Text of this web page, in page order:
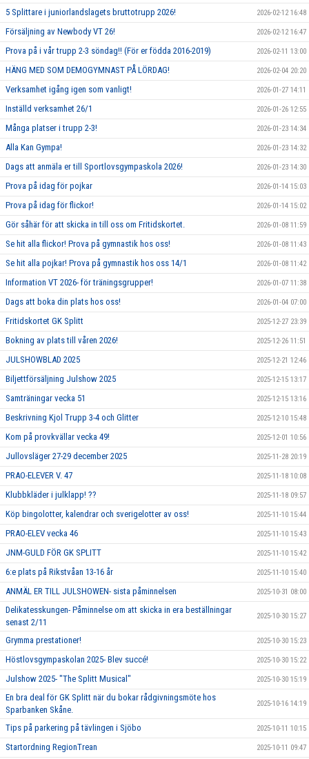
5 Splittare i juniorlandslagets bruttotrupp 2026! 2026-02-12 16:48
Försäljning av Newbody VT 26! 2026-02-12 16:47
Prova på i vår trupp 2-3 söndag!! (För er födda 2016-2019) 2026-02-11 13:00
HÄNG MED SOM DEMOGYMNAST PÅ LÖRDAG! 2026-02-04 20:20
Verksamhet igång igen som vanligt! 2026-01-27 14:11
Inställd verksamhet 26/1 2026-01-26 12:55
Många platser i trupp 2-3! 2026-01-23 14:34
Alla Kan Gympa! 2026-01-23 14:32
Dags att anmäla er till Sportlovsgympaskola 2026! 2026-01-23 14:30
Prova på idag för pojkar 2026-01-14 15:03
Prova på idag för flickor! 2026-01-14 15:02
Gör såhär för att skicka in till oss om Fritidskortet. 2026-01-08 11:59
Se hit alla flickor! Prova på gymnastik hos oss! 2026-01-08 11:43
Se hit alla pojkar! Prova på gymnastik hos oss 14/1 2026-01-08 11:42
Information VT 2026- för träningsgrupper! 2026-01-07 11:38
Dags att boka din plats hos oss! 2026-01-04 07:00
Fritidskortet GK Splitt 2025-12-27 23:39
Bokning av plats till våren 2026! 2025-12-26 11:51
JULSHOWBLAD 2025 2025-12-21 12:46
Biljettförsäljning Julshow 2025 2025-12-15 13:17
Samträningar vecka 51 2025-12-15 13:16
Beskrivning Kjol Trupp 3-4 och Glitter 2025-12-10 15:48
Kom på provkvällar vecka 49! 2025-12-01 10:56
Jullovsläger 27-29 december 2025 2025-11-28 20:19
PRAO-ELEVER V. 47 2025-11-18 10:08
Klubbkläder i julklapp! ?? 2025-11-18 09:57
Köp bingolotter, kalendrar och sverigelotter av oss! 2025-11-10 15:44
PRAO-ELEV vecka 46 2025-11-10 15:43
JNM-GULD FÖR GK SPLITT 2025-11-10 15:42
6:e plats på Rikstvåan 13-16 år 2025-11-10 15:40
ANMÄL ER TILL JULSHOWEN- sista påminnelsen 2025-10-31 08:00
Delikatesskungen- Påminnelse om att skicka in era beställningar
senast 2/11
2025-10-30 15:27
Grymma prestationer! 2025-10-30 15:23
Höstlovsgympaskolan 2025- Blev succé! 2025-10-30 15:22
Julshow 2025- "The Splitt Musical" 2025-10-30 15:19
En bra deal för GK Splitt när du bokar rådgivningsmöte hos
Sparbanken Skåne.
2025-10-16 14:19
Tips på parkering på tävlingen i Sjöbo 2025-10-11 10:15
Startordning RegionTrean 2025-10-11 09:47